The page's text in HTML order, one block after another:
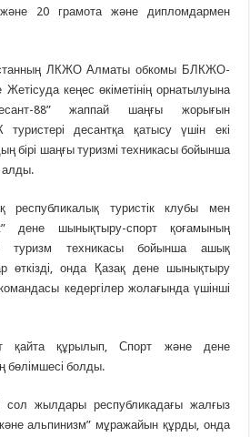
20 грамота және дипломдармен
ЛКЖО Алматы обкомы БЛКЖО-
кеңес өкіметінің орнатылуына
88” жаппай шаңғы жорығын
десантқа қатысу үшін екі
бірі шаңғы туризмі техникасы бойынша
алды.
республикалық туристік клубы мен
дене шынықтыру-спорт қоғамының
туризм техникасы бойынша ашық
өткізді, онда Қазақ дене шынықтыру
кедергілер жолағында үшінші
қайта құрылып, Спорт және дене
бөлімшесі болды.
сол жылдары республикадағы жалғыз
альпинизм” мұражайын құрды, онда